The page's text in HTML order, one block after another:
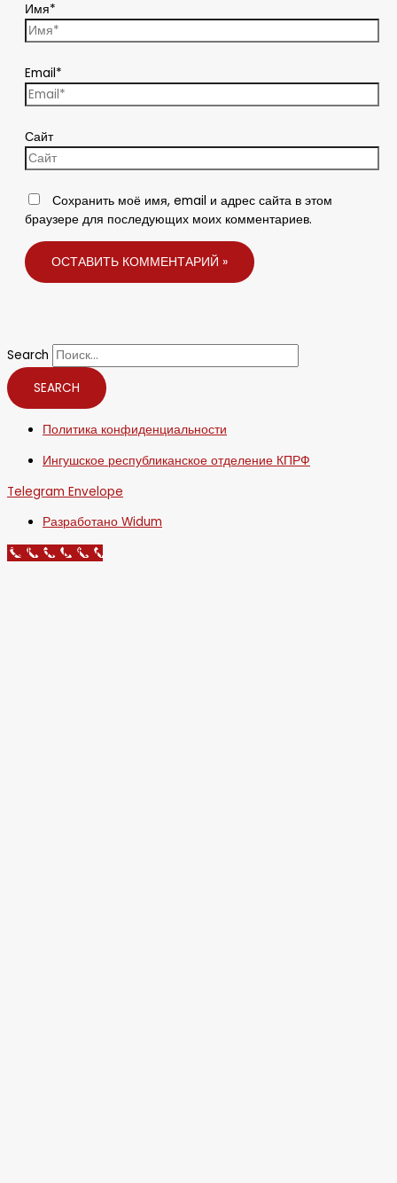
Имя*
Email*
Сайт
Сохранить моё имя, email и адрес сайта в этом
браузере для последующих моих комментариев.
Search
SEARCH
Политика конфиденциальности
Ингушское республиканское отделение КПРФ
Telegram Envelope
Разработано Widum
Call Now Button